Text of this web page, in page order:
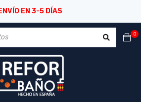
ENVÍO EN 3-5 DÍAS
0